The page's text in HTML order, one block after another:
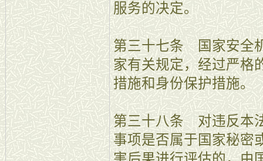
服务的决定。
第三十七条 国家安全
家有关规定，经过严格
措施和身份保护措施。
第三十八条 对违反本
事项是否属于国家秘密